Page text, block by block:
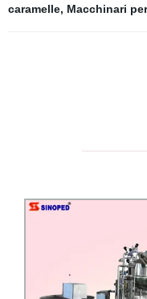
caramelle, Macchinari